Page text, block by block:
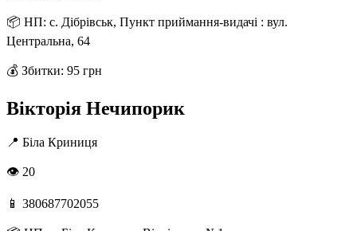
📦 НП: с. Дібрівськ, Пункт приймання-видачі : вул.
Центральна, 64
💰 Збитки: 95 грн
Вікторія Нечипорик
📍 Біла Криниця
👁 20
📱 380687702055